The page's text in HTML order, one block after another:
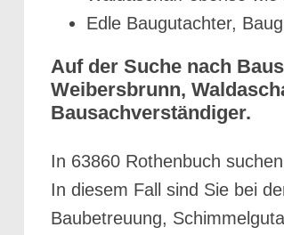
Edle Baugutachter,
Auf der Suche nach
Weibersbrunn,
Bausachverständiger.
In 63860 Rothenbuch
In diesem Fall sind Sie bei
Baubetreuung,